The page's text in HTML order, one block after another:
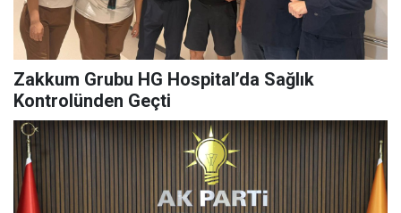
Zakkum Grubu HG Hospital’da Sağlık
Kontrolünden Geçti